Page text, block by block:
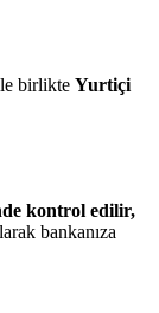
birlikte Yurtiçi
kontrol edilir,
bankanıza